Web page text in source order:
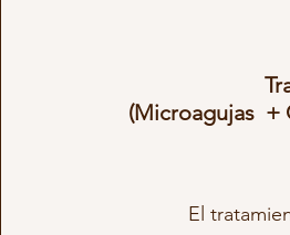
(Microagujas +
El